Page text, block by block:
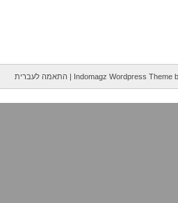
Indomagz Wordpress Theme
| התאמה לעברית